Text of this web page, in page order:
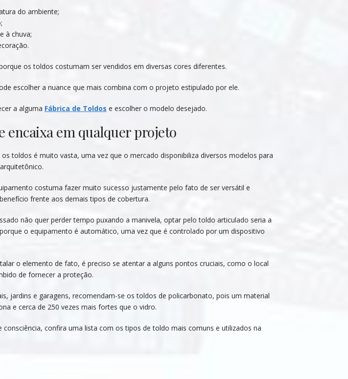
do ambiente;
à chuva;
os toldos costumam ser vendidos em diversas cores diferentes.
escolher a nuance que mais combina com o projeto estipulado por ele.
a alguma Fábrica de Toldos e escolher o modelo desejado.
encaixa em qualquer projeto
toldos é muito vasta, uma vez que o mercado disponibiliza diversos modelos para
costuma fazer muito sucesso justamente pelo fato de ser versátil e
frente aos demais tipos de cobertura.
não quer perder tempo puxando a manivela, optar pelo toldo articulado seria a
o equipamento é automático, uma vez que é controlado por um dispositivo
o elemento de fato, é preciso se atentar a alguns pontos cruciais, como o local
de fornecer a proteção.
jardins e garagens, recomendam-se os toldos de policarbonato, pois um material
e cerca de 250 vezes mais fortes que o vidro.
consciência, confira uma lista com os tipos de toldo mais comuns e utilizados na